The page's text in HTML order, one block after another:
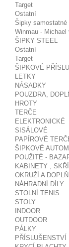
Target
Ostatní
Šipky samostatné
Winmau - Michael
ŠIPKY STEEL
Ostatní
Target
ŠIPKOVÉ
LETKY
NÁSADKY
POUZDRA,
HROTY
TERČE
ELEKTRONICKÉ
SISÁLOVÉ
PAPÍROVÉ
ŠIPKOVÉ
POUŽITÉ -
KABINETY ,
OKRUŽÍ A
NÁHRADNÍ DÍLY
STOLNÍ TENIS
STOLY
INDOOR
OUTDOOR
PÁLKY
PŘÍSLUŠENSTVÍ